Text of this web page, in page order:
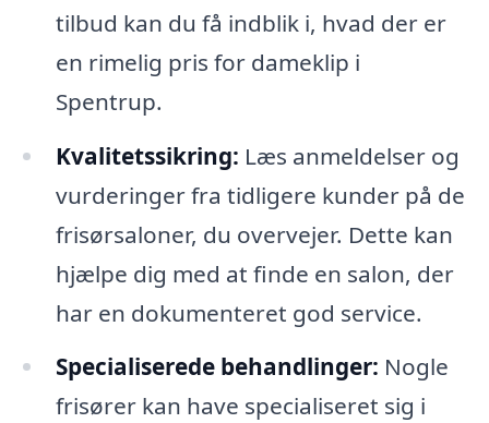
tilbud kan du få indblik i, hvad der er
en rimelig pris for dameklip i
Spentrup.
Kvalitetssikring: Læs anmeldelser og
vurderinger fra tidligere kunder på de
frisørsaloner, du overvejer. Dette kan
hjælpe dig med at finde en salon, der
har en dokumenteret god service.
Specialiserede behandlinger: Nogle
frisører kan have specialiseret sig i